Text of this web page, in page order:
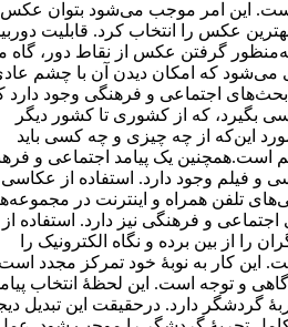
است. این امر موجب می‌شود بتوان
عکس را انتخاب کرد. قابلیت
گرفتن عکس از نقاط دور،
که امکان دیدن آن با چشم
اجتماعی و فرهنگی وجود دارد
بگیرد، که از کشوری تا کشور دیگر
این‌که از چه چیزی و چه کسی باید
یک پیامد اجتماعی و
و فیلم وجود دارد. استفاده از
تلفن همراه و اینترنت در
و فرهنگی نیز دارد. استفاده از
را از بین برده و نگاه الکترونیک را
این کار به نوبۀ خود تمرکز مجدد
و توجه است. این لحظۀ انتخاب
گردشگر دارد. درحقیقت این تبدیل